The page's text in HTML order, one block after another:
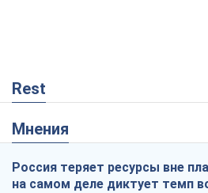
Rest
Мнения
Россия теряет ресурсы вне
на самом деле диктует темп